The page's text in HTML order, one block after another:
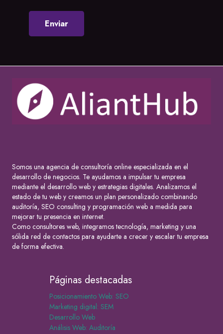
Somos una agencia de consultoría online especializada en el
desarrollo de negocios. Te ayudamos a impulsar tu empresa
mediante el desarrollo web y estrategias digitales. Analizamos el
estado de tu web y creamos un plan personalizado combinando
auditoría, SEO consulting y programación web a medida para
mejorar tu presencia en internet.
Como consultores web, integramos tecnología, marketing y una
sólida red de contactos para ayudarte a crecer y escalar tu empresa
de forma efectiva.
Páginas destacadas
Posicionamiento Web: SEO
Marketing digital: SEM
Desarrollo Web
Análisis Web: Auditoría